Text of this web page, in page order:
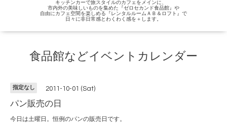
キッチンカーで旅スタイルのカフェをメインに、
市内外の美味しいものを集めた『ゼロセカンド食品館』や
自由にカフェ空間を楽しめる『レンタルルームＡＢ＆ロフト』で
日々に非日常感とわくわく感を＋します。
食品館などイベントカレンダー
指定なし 2011-10-01 (Sat)
パン販売の日
今日は土曜日。恒例のパンの販売日です。